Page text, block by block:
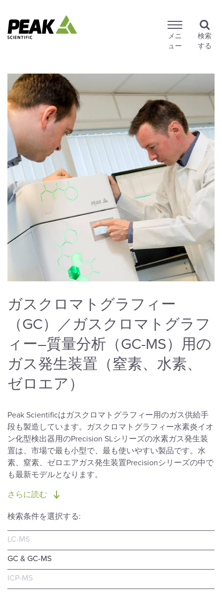
メニ
ュー
検索
する
検索条件を選択する:
LC-MS
GC & GC-MS
ICP-MS
ガスクロマトグラフィー
（GC）／ガスクロマトグラフ
ィー–質量分析（GC-MS）用の
ガス発生装置（窒素、水素、
ゼロエア）
Peak Scientificはガスクロマトグラフィー用のガス供給手
段も製造しています。ガスクロマトグラフィー水素炎イオ
ン化型検出器用のPrecision SLシリーズの水素ガス発生装
置は、市場で最も小型で、最も使いやすい製品です。水
素、窒素、ゼロエアガス発生装置Precisionシリーズの中で
も最新モデルとなります。
さらに読む